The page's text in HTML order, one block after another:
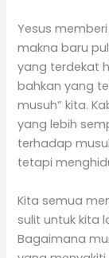
Yesus
makna baru
yang terdekat
bahkan yang
musuh” kita.
yang lebih
terhadap
tetapi
Kita semua
sulit untuk kita
Bagaimana